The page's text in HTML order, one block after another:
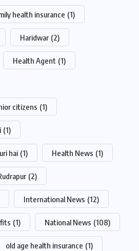
health insurance (1)
Haridwar (2)
Health Agent (1)
citizens (1)
(1)
hai (1) Health News (1)
(2)
International News (12)
(1) National News (108)
old age health insurance (1)